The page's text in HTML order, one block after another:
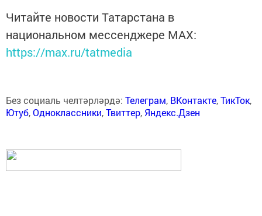
Читайте новости Татарстана в
национальном мессенджере MАХ:
https://max.ru/tatmedia
Без социаль челтәрләрдә: Телеграм, ВКонтакте,ТикТок,
Ютуб,Одноклассники,Твиттер, Яндекс.Дзен